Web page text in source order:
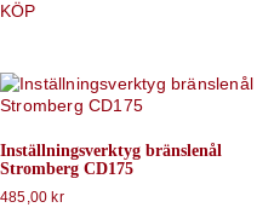
KÖP
Inställningsverktyg bränslenål
Stromberg CD175
485,00 kr